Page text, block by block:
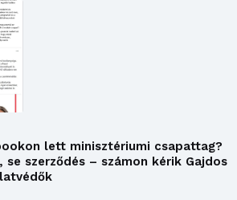
lett minisztériumi csapattag?
se szerződés – számon kérik Gajdos